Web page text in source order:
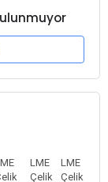
LME
Çelik
LME
Çelik